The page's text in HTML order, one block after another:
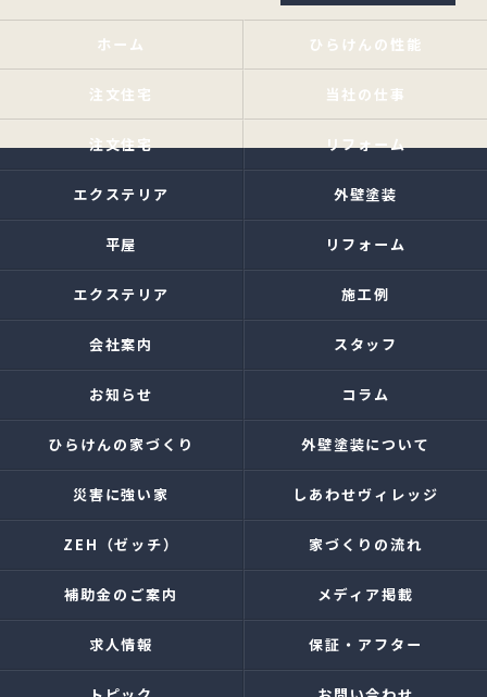
ホーム ひらけんの性能
注文住宅 当社の仕事
注文住宅 リフォーム
エクステリア 外壁塗装
平屋 リフォーム
エクステリア 施工例
会社案内 スタッフ
お知らせ コラム
ひらけんの家づくり 外壁塗装について
災害に強い家 しあわせヴィレッジ
ZEH（ゼッチ） 家づくりの流れ
補助金のご案内 メディア掲載
求人情報 保証・アフター